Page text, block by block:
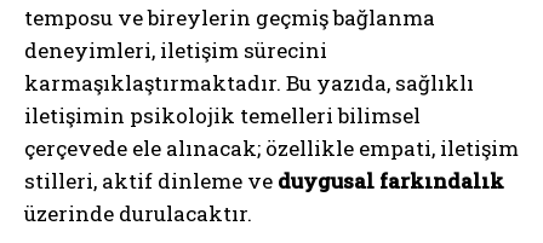
temposu ve bireylerin geçmiş bağlanma
deneyimleri, iletişim sürecini
karmaşıklaştırmaktadır. Bu yazıda, sağlıklı
iletişimin psikolojik temelleri bilimsel
çerçevede ele alınacak; özellikle empati, iletişim
stilleri, aktif dinleme ve duygusal farkındalık
üzerinde durulacaktır.